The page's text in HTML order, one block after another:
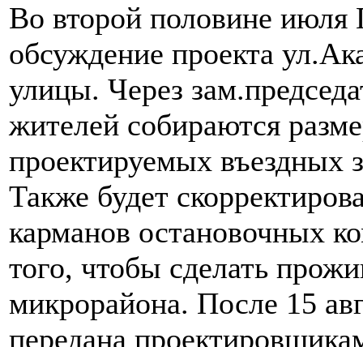
Во второй половине
обсуждение проекта
улицы. Через
жителей собираются
проектируемых въездных
Также будет
карманов остановочных
того, чтобы сделать
микрорайона. После 15
передана